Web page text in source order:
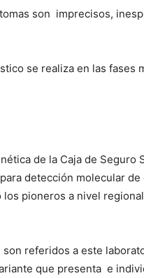
son imprecisos,
se realiza en las fases
de la Caja de Seguro
detección molecular de
pioneros a nivel
referidos a este
que presenta e